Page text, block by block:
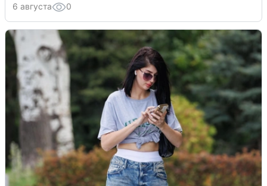
6 августа 0